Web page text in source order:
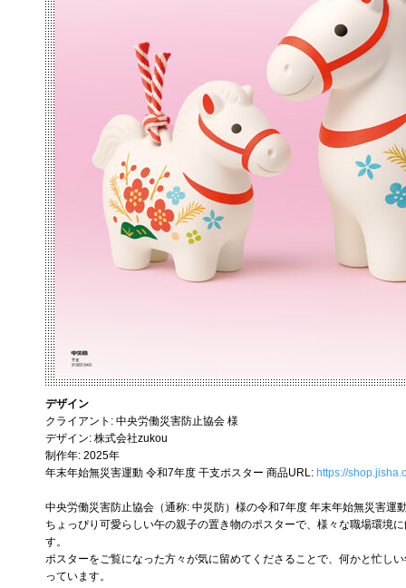
デザイン
クライアント: 中央労働災害防止協会 様
デザイン: 株式会社zukou
制作年: 2025年
年末年始無災害運動 令和7年度 干支ポスター 商品URL: https://
中央労働災害防止協会（通称: 中災防）様の令和7年度 年末年始無災害運
ちょっぴり可愛らしい午の親子の置き物のポスターで、様々な職場環境
す。
ポスターをご覧になった方々が気に留めてくださることで、何かと忙し
っています。